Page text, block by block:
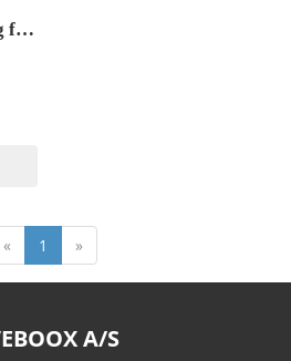
Den Mandige Elg #5: Elg får et job (LYT & LÆS)
« 1 »
A/S